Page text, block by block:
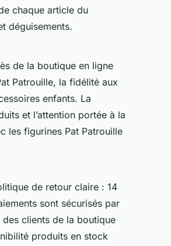
chaque article du
déguisements.
de la boutique en ligne
Patrouille, la fidélité aux
enfants. La
et l’attention portée à la
les figurines Pat Patrouille
de retour claire : 14
sont sécurisés par
clients de la boutique
produits en stock